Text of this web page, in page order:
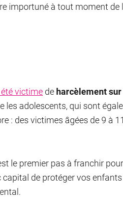
importuné à tout moment de
victime de harcèlement
les adolescents, qui sont
: des victimes âgées de 9 à
le premier pas à franchir
capital de protéger vos